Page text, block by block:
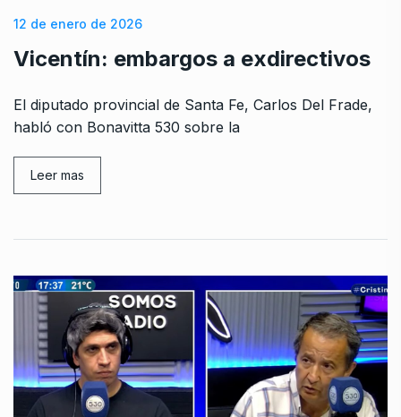
12 de enero de 2026
Vicentín: embargos a exdirectivos
El diputado provincial de Santa Fe, Carlos Del Frade,
habló con Bonavitta 530 sobre la
Leer mas